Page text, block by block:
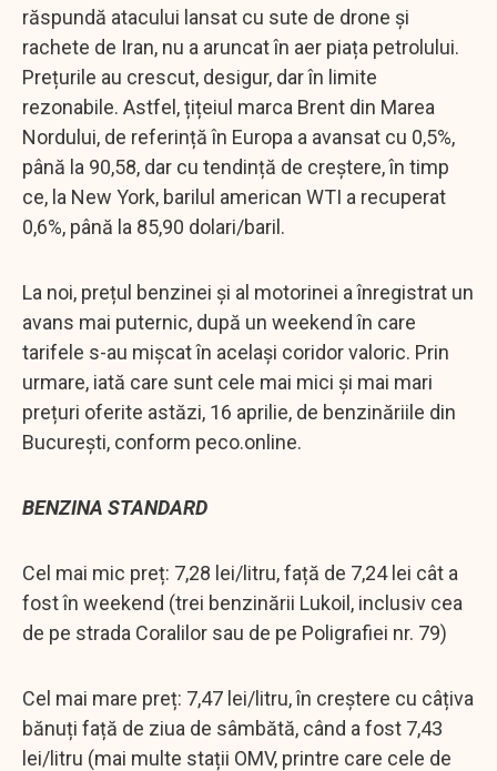
răspundă atacului lansat cu sute de drone și
rachete de Iran, nu a aruncat în aer piața petrolului.
Prețurile au crescut, desigur, dar în limite
rezonabile. Astfel, țițeiul marca Brent din Marea
Nordului, de referință în Europa a avansat cu 0,5%,
până la 90,58, dar cu tendință de creștere, în timp
ce, la New York, barilul american WTI a recuperat
0,6%, până la 85,90 dolari/baril.
La noi, prețul benzinei și al motorinei a înregistrat un
avans mai puternic, după un weekend în care
tarifele s-au mișcat în același coridor valoric. Prin
urmare, iată care sunt cele mai mici și mai mari
prețuri oferite astăzi, 16 aprilie, de benzinăriile din
București, conform peco.online.
BENZINA STANDARD
Cel mai mic preț: 7,28 lei/litru, față de 7,24 lei cât a
fost în weekend (trei benzinării Lukoil, inclusiv cea
de pe strada Coralilor sau de pe Poligrafiei nr. 79)
Cel mai mare preț: 7,47 lei/litru, în creștere cu câțiva
bănuți față de ziua de sâmbătă, când a fost 7,43
lei/litru (mai multe stații OMV, printre care cele de